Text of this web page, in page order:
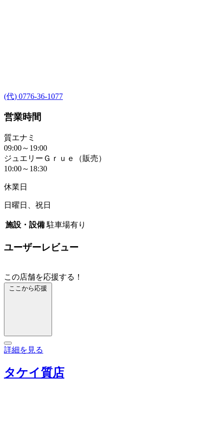
(代) 0776-36-1077
営業時間
質エナミ
09:00～19:00
ジュエリーＧｒｕｅ（販売）
10:00～18:30
休業日
日曜日、祝日
施設・設備 駐車場有り
ユーザーレビュー
この店舗を応援する！
ここから応援
詳細を見る
タケイ質店